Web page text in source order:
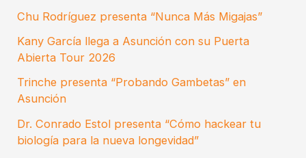
Chu Rodríguez presenta “Nunca Más Migajas”
Kany García llega a Asunción con su Puerta
Abierta Tour 2026
Trinche presenta “Probando Gambetas” en
Asunción
Dr. Conrado Estol presenta “Cómo hackear tu
biología para la nueva longevidad”